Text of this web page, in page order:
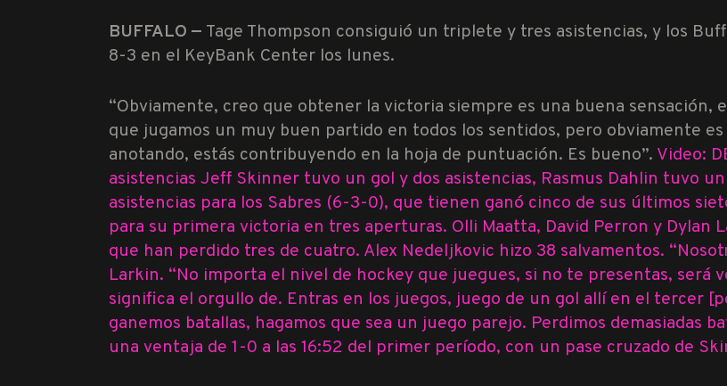
BUFFALO — Tage Thompson consiguió un triplete y tres asistencias, y los
8-3 en el KeyBank Center los lunes.
“Obviamente, creo que obtener la victoria siempre es una buena sensación,
que jugamos un muy buen partido en todos los sentidos, pero obviamente
anotando, estás contribuyendo en la hoja de puntuación. Es bueno”. Video:
asistencias Jeff Skinner tuvo un gol y dos asistencias, Rasmus Dahlin tuvo
asistencias para los Sabres (6-3-0), que tienen ganó cinco de sus últimos
para su primera victoria en tres aperturas. Olli Maatta, David Perron y Dylan
que han perdido tres de cuatro. Alex Nedeljkovic hizo 38 salvamentos.
Larkin. “No importa el nivel de hockey que juegues, si no te presentas, será
significa el orgullo de. Entras en los juegos, juego de un gol allí en el tercer
ganemos batallas, hagamos que sea un juego parejo. Perdimos demasiadas
una ventaja de 1-0 a las 16:52 del primer período, con un pase cruzado de